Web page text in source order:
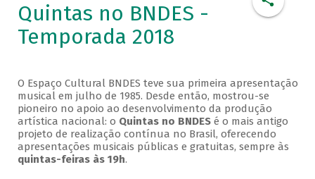
Quintas no BNDES -
Temporada 2018
O Espaço Cultural BNDES teve sua primeira apresentação
musical em julho de 1985. Desde então, mostrou-se
pioneiro no apoio ao desenvolvimento da produção
artística nacional: o Quintas no BNDESé o mais antigo
projeto de realização contínua no Brasil, oferecendo
apresentações musicais públicas e gratuitas, sempre às
quintas-feiras às 19h.